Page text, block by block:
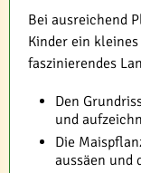
Bei ausreichend
Kinder ein
faszinierendes
Den
und
Die
aussäen und